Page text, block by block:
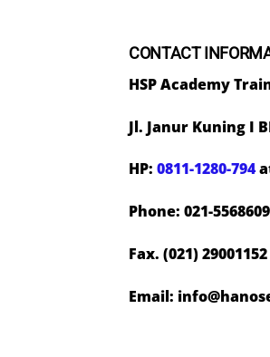
CONTACT
HSP Academy
Jl. Janur Kuning I
HP: 0811-1280-794
Phone: 021-
Fax. (021) 29001152
Email: